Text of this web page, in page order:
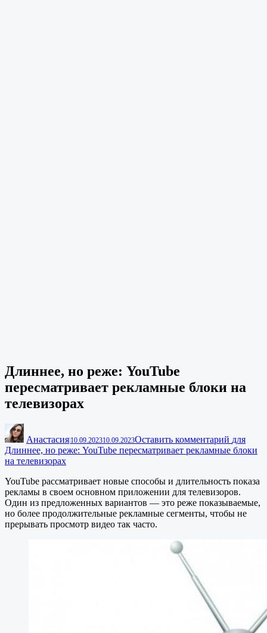
Длиннее, но реже: YouTube
пересматривает рекламные блоки на
телевизорах
Анастасия|10.09.202310.09.2023Оставить комментарий для
Длиннее, но реже: YouTube пересматривает рекламные блоки
на телевизорах
YouTube рассматривает новые способы и длительность показа
рекламы в своем основном приложении для телевизоров.
Один из предложенных вариантов — это реже показываемые,
но более продолжительные рекламные сегменты, чтобы не
прерывать просмотр видео так часто.